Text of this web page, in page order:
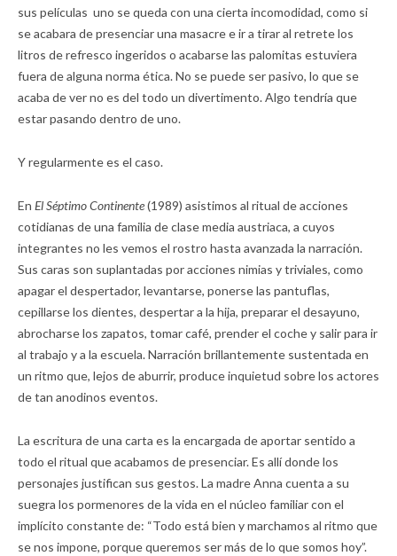
sus películas uno se queda con una cierta incomodidad, como si
se acabara de presenciar una masacre e ir a tirar al retrete los
litros de refresco ingeridos o acabarse las palomitas estuviera
fuera de alguna norma ética. No se puede ser pasivo, lo que se
acaba de ver no es del todo un divertimento. Algo tendría que
estar pasando dentro de uno.
Y regularmente es el caso.
En El Séptimo Continente(1989) asistimos al ritual de acciones
cotidianas de una familia de clase media austriaca, a cuyos
integrantes no les vemos el rostro hasta avanzada la narración.
Sus caras son suplantadas por acciones nimias y triviales, como
apagar el despertador, levantarse, ponerse las pantuflas,
cepillarse los dientes, despertar a la hija, preparar el desayuno,
abrocharse los zapatos, tomar café, prender el coche y salir para ir
al trabajo y a la escuela. Narración brillantemente sustentada en
un ritmo que, lejos de aburrir, produce inquietud sobre los actores
de tan anodinos eventos.
La escritura de una carta es la encargada de aportar sentido a
todo el ritual que acabamos de presenciar. Es allí donde los
personajes justifican sus gestos. La madre Anna cuenta a su
suegra los pormenores de la vida en el núcleo familiar con el
implícito constante de: “Todo está bien y marchamos al ritmo que
se nos impone, porque queremos ser más de lo que somos hoy”.